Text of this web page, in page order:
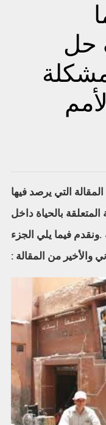
كيف حل
التي يرصد فيها
بالحياة داخل
فيما يلي الجزء
والأخير من المقالة :